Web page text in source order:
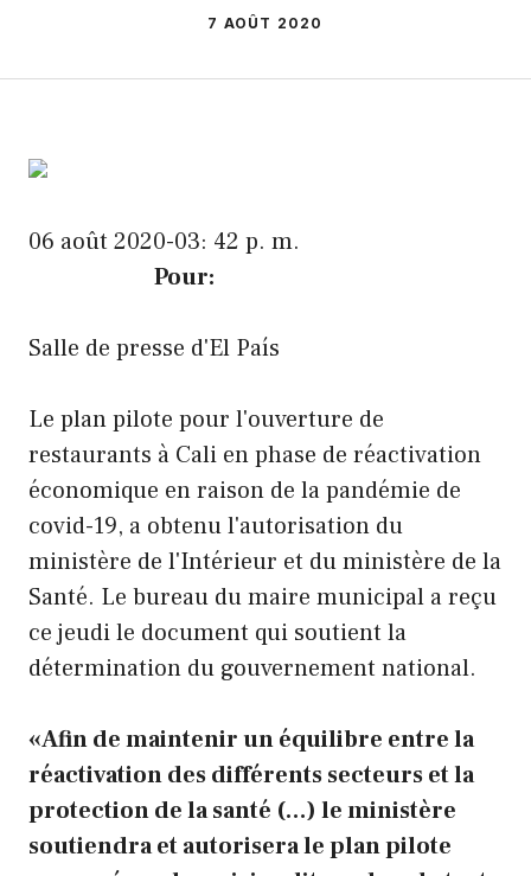
7 AOÛT 2020
06 août 2020-03: 42 p. m.
Pour:
Salle de presse d'El País
Le plan pilote pour l'ouverture de
restaurants à Cali en phase de réactivation
économique en raison de la pandémie de
covid-19, a obtenu l'autorisation du
ministère de l'Intérieur et du ministère de la
Santé. Le bureau du maire municipal a reçu
ce jeudi le document qui soutient la
détermination du gouvernement national.
«Afin de maintenir un équilibre entre la
réactivation des différents secteurs et la
protection de la santé (…) le ministère
soutiendra et autorisera le plan pilote